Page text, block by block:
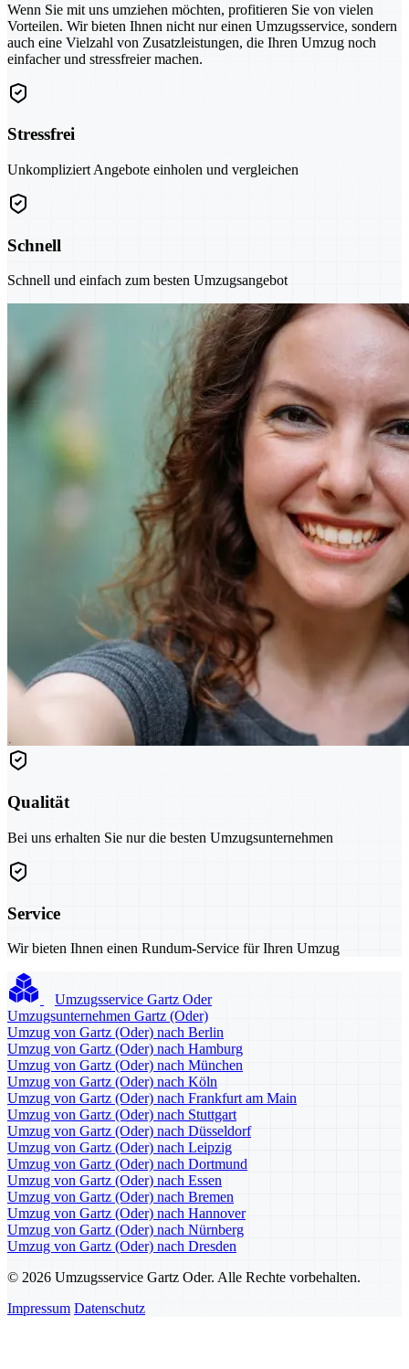
Wenn Sie mit uns umziehen möchten, profitieren Sie von vielen
Vorteilen. Wir bieten Ihnen nicht nur einen Umzugsservice, sondern
auch eine Vielzahl von Zusatzleistungen, die Ihren Umzug noch
einfacher und stressfreier machen.
Stressfrei
Unkompliziert Angebote einholen und vergleichen
Schnell
Schnell und einfach zum besten Umzugsangebot
Qualität
Bei uns erhalten Sie nur die besten Umzugsunternehmen
Service
Wir bieten Ihnen einen Rundum-Service für Ihren Umzug
Umzugsservice Gartz Oder
Umzugsunternehmen Gartz (Oder)
Umzug von Gartz (Oder) nach Berlin
Umzug von Gartz (Oder) nach Hamburg
Umzug von Gartz (Oder) nach München
Umzug von Gartz (Oder) nach Köln
Umzug von Gartz (Oder) nach Frankfurt am Main
Umzug von Gartz (Oder) nach Stuttgart
Umzug von Gartz (Oder) nach Düsseldorf
Umzug von Gartz (Oder) nach Leipzig
Umzug von Gartz (Oder) nach Dortmund
Umzug von Gartz (Oder) nach Essen
Umzug von Gartz (Oder) nach Bremen
Umzug von Gartz (Oder) nach Hannover
Umzug von Gartz (Oder) nach Nürnberg
Umzug von Gartz (Oder) nach Dresden
© 2026 Umzugsservice Gartz Oder. Alle Rechte vorbehalten.
Impressum Datenschutz